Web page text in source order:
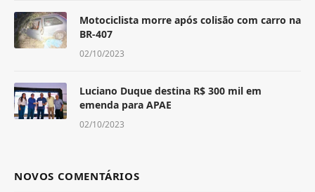
Motociclista morre após colisão com carro na
BR-407
02/10/2023
Luciano Duque destina R$ 300 mil em
emenda para APAE
02/10/2023
NOVOS COMENTÁRIOS